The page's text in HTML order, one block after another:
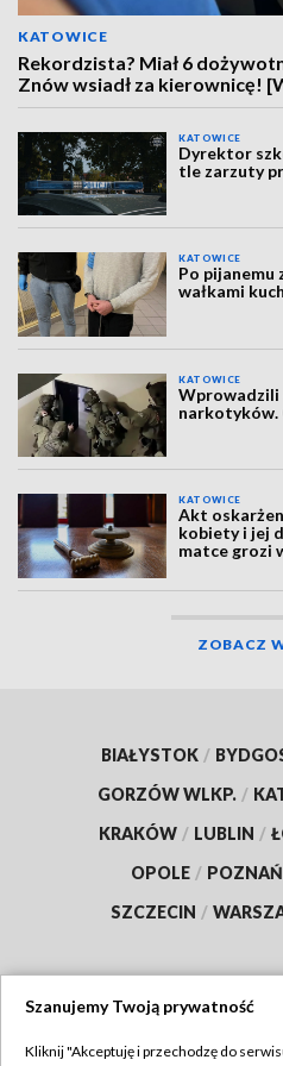
KATOWICE
Rekordzista? Miał 6
Znów wsiadł za kierownicę!
KATOWICE
Dyrektor
tle zarzuty
KATOWICE
Po pijanemu
wałkami
KATOWICE
Wprowadzili
narkotyków.
KATOWICE
Akt
kobiety i jej
matce grozi
ZOBACZ
BIAŁYSTOK /
GORZÓW WLKP. /
KRAKÓW / LUBLIN /
OPOLE / POZNAŃ
SZCZECIN /
Szanujemy Twoją prywatność
Kliknij "Akceptuję i przechodzę do